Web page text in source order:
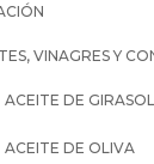
VINAGRES Y
ACEITE DE GIRASOL
ACEITE DE OLIVA